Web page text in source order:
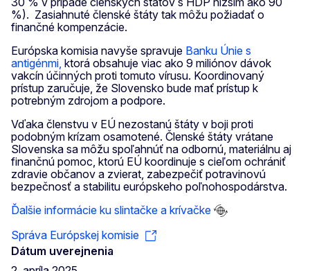
%). Zasiahnuté členské štáty tak môžu požiadať o
finančné kompenzácie.
Európska komisia navyše spravuje Banku Únie s
antigénmi, ktorá obsahuje viac ako 9 miliónov dávok
vakcín účinných proti tomuto vírusu. Koordinovaný
prístup zaručuje, že Slovensko bude mať prístup k
potrebným zdrojom a podpore.
Vďaka členstvu v EÚ nezostanú štáty v boji proti
podobným krízam osamotené. Členské štáty vrátane
Slovenska sa môžu spoľahnúť na odbornú, materiálnu aj
finančnú pomoc, ktorú EÚ koordinuje s cieľom ochrániť
zdravie občanov a zvierat, zabezpečiť potravinovú
bezpečnosť a stabilitu európskeho poľnohospodárstva.
Ďalšie informácie ku slintačke a krívačke
Správa Európskej komisie
Dátum uverejnenia